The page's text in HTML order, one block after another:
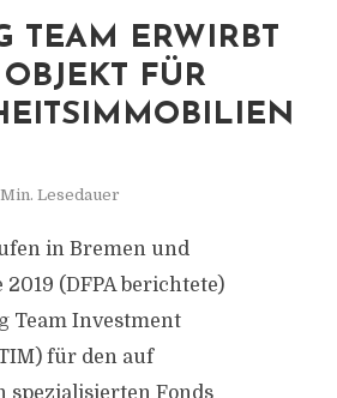
TEAM ERWIRBT
FÜR
Min. Lesedauer
in Bremen und
(DFPA berichtete)
Team Investment
für den auf
spezialisierten Fonds